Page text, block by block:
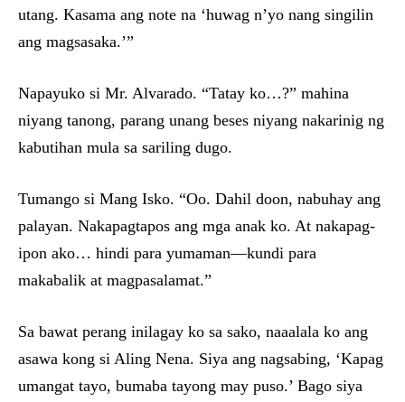
utang. Kasama ang note na ‘huwag n’yo nang singilin
ang magsasaka.’”
Napayuko si Mr. Alvarado. “Tatay ko…?” mahina
niyang tanong, parang unang beses niyang nakarinig ng
kabutihan mula sa sariling dugo.
Tumango si Mang Isko. “Oo. Dahil doon, nabuhay ang
palayan. Nakapagtapos ang mga anak ko. At nakapag-
ipon ako… hindi para yumaman—kundi para
makabalik at magpasalamat.”
Sa bawat perang inilagay ko sa sako, naaalala ko ang
asawa kong si Aling Nena. Siya ang nagsabing, ‘Kapag
umangat tayo, bumaba tayong may puso.’ Bago siya